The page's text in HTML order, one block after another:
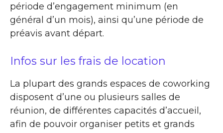
période d’engagement minimum (en
général d’un mois), ainsi qu’une période de
préavis avant départ.
Infos sur les frais de location
La plupart des grands espaces de coworking
disposent d’une ou plusieurs salles de
réunion, de différentes capacités d’accueil,
afin de pouvoir organiser petits et grands